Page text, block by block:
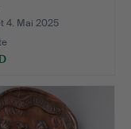
4. Mai 2025